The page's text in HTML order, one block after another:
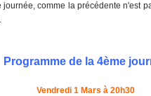
comme la précédente n'est
Programme de la 4ème
Vendredi 1 Mars à 20h30